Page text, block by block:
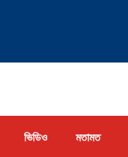
ভিডিও মতামত